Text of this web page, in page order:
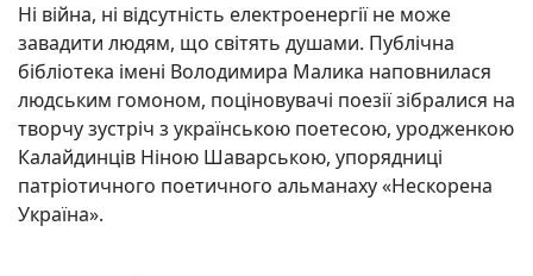
Ні війна, ні відсутність електроенергії не може
завадити людям, що світять душами. Публічна
бібліотека імені Володимира Малика наповнилася
людським гомоном, поціновувачі поезії зібралися на
творчу зустріч з українською поетесою, уродженкою
Калайдинців Ніною Шаварською, упорядниці
патріотичного поетичного альманаху «Нескорена
Україна».